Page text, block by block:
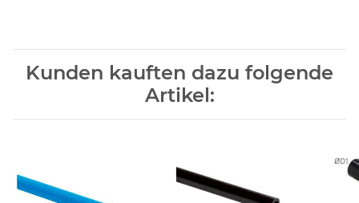
Kunden kauften dazu folgende
Artikel: